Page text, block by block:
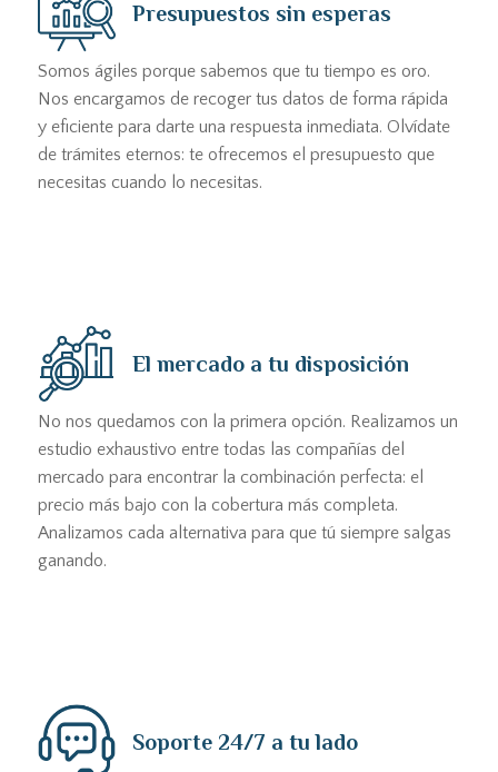
Presupuestos sin esperas
Somos ágiles porque sabemos que tu tiempo es oro.
Nos encargamos de recoger tus datos de forma rápida
y eficiente para darte una respuesta inmediata. Olvídate
de trámites eternos: te ofrecemos el presupuesto que
necesitas cuando lo necesitas.
El mercado a tu disposición
No nos quedamos con la primera opción. Realizamos un
estudio exhaustivo entre todas las compañías del
mercado para encontrar la combinación perfecta: el
precio más bajo con la cobertura más completa.
Analizamos cada alternativa para que tú siempre salgas
ganando.
Soporte 24/7 a tu lado